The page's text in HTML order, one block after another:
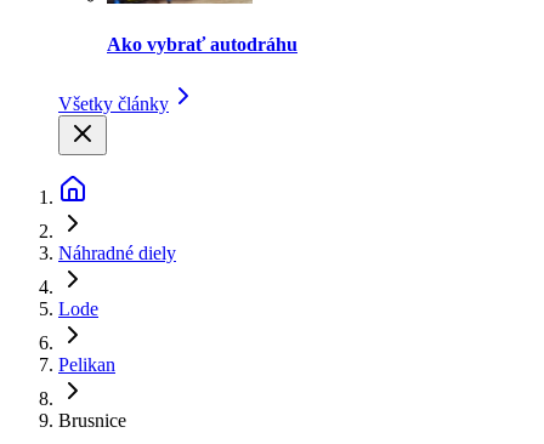
Ako vybrať autodráhu
Všetky články
Náhradné diely
Lode
Pelikan
Brusnice